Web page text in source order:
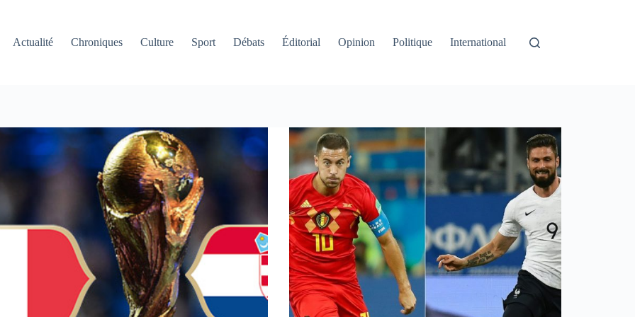
Actualité
Chroniques Culture Sport Débats Éditorial Opinion Politique International